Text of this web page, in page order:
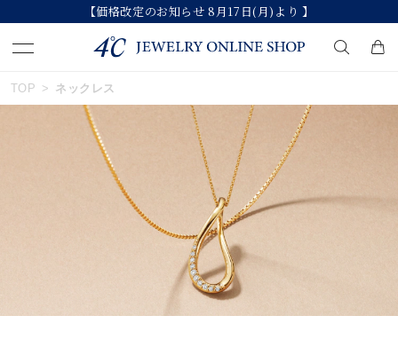
【価格改定のお知らせ 8月17日(月)より 】
人気検索キーワード
#eギフト #ハーフエタニティリング
#メンズ ネックレス
ブランド
TOP ネックレス
おすすめ順
価格が安い